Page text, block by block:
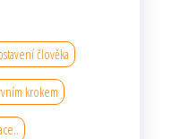
člověka
krokem